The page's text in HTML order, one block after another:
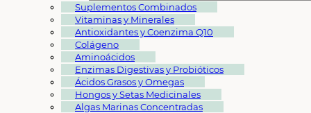
Suplementos Combinados
Vitaminas y Minerales
Antioxidantes y Coenzima Q10
Colágeno
Aminoácidos
Enzimas Digestivas y Probióticos
Ácidos Grasos y Omegas
Hongos y Setas Medicinales
Algas Marinas Concentradas